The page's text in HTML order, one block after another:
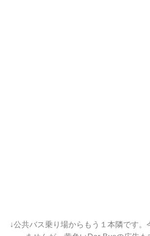
↓公共バス乗り場からもう１本隣です。